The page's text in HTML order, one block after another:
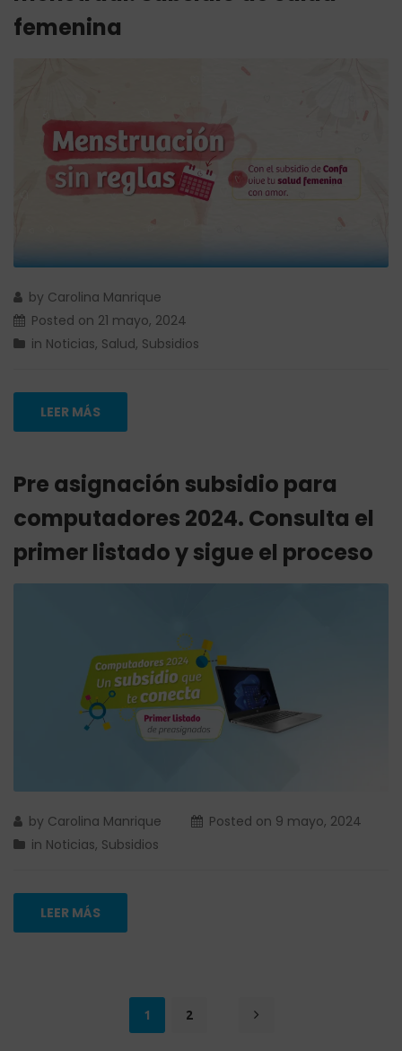
femenina
by Carolina Manrique
Posted on 21 mayo, 2024
in Noticias, Salud, Subsidios
LEER MÁS
Pre asignación subsidio para
computadores 2024. Consulta el
primer listado y sigue el proceso
by Carolina Manrique Posted on 9 mayo, 2024
in Noticias, Subsidios
LEER MÁS
1 2